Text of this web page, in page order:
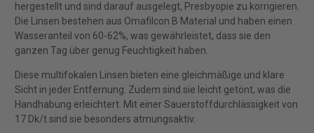
hergestellt und sind darauf ausgelegt, Presbyopie zu korrigieren.
Die Linsen bestehen aus Omafilcon B Material und haben einen
Wasseranteil von 60-62%, was gewährleistet, dass sie den
ganzen Tag über genug Feuchtigkeit haben.
Diese multifokalen Linsen bieten eine gleichmäßige und klare
Sicht in jeder Entfernung. Zudem sind sie leicht getönt, was die
Handhabung erleichtert. Mit einer Sauerstoffdurchlässigkeit von
17 Dk/t sind sie besonders atmungsaktiv.